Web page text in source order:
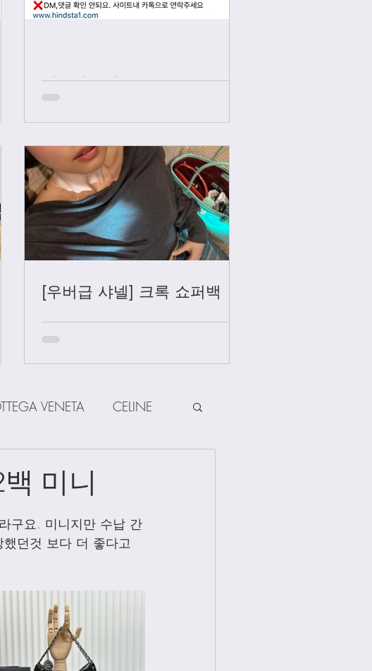
인스타그램
[우버급 샤넬] 크록 쇼퍼백
VENETA CELINE
The Row Other Brands
미니
구요. 미니지만 수납 간
던것 보다 더 좋다고